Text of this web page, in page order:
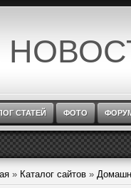
СТАТЕЙ ФОТО
» Каталог сайтов »